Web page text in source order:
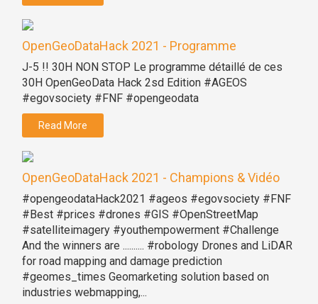
OpenGeoDataHack 2021 - Programme
J-5 !! 30H NON STOP Le programme détaillé de ces
30H OpenGeoData Hack 2sd Edition #AGEOS
#egovsociety #FNF #opengeodata
Read More
OpenGeoDataHack 2021 - Champions & Vidéo
#opengeodataHack2021 #ageos #egovsociety #FNF
#Best #prices #drones #GIS #OpenStreetMap
#satelliteimagery #youthempowerment #Challenge
And the winners are .......... #robology Drones and LiDAR
for road mapping and damage prediction
#geomes_times Geomarketing solution based on
industries webmapping,...